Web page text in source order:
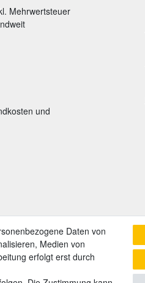
Mehrwertsteuer
und
Daten von
Medien von
erfolgt erst durch